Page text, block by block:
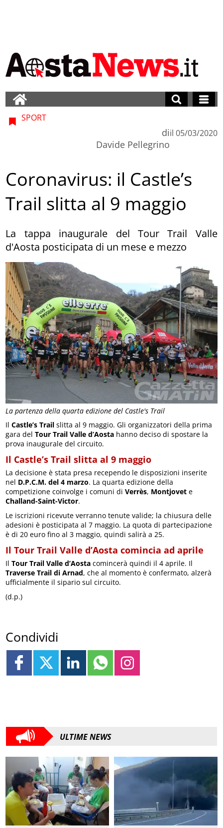
La partenza della quarta edizione del Castle's Trail
SPORT
di
Davide Pellegrino
il 05/03/2020
Coronavirus: il Castle’s
Trail slitta al 9 maggio
La tappa inaugurale del Tour Trail Valle
d'Aosta posticipata di un mese e mezzo
IlCastle’s Trail slitta al 9 maggio. Gli organizzatori della prima
gara delTour Trail Valle d’Aosta hanno deciso di spostare la
prova inaugurale del circuito.
Il Castle’s Trail slitta al 9 maggio
La decisione è stata presa recependo le disposizioni inserite
nel D.P.C.M. del 4 marzo. La quarta edizione della
competizione coinvolge i comuni diVerrès, Montjovet e
Challand-Saint-Victor.
Le iscrizioni ricevute verranno tenute valide; la chiusura delle
adesioni è posticipata al 7 maggio. La quota di partecipazione
è di 20 euro fino al 3 maggio, quindi salirà a 25.
Il Tour Trail Valle d’Aosta comincia ad aprile
IlTour Trail Valle d’Aosta comincerà quindi il 4 aprile. Il
Traverse Trail di Arnad, che al momento è confermato, alzerà
ufficialmente il sipario sul circuito.
(d.p.)
Condividi
ULTIME NEWS